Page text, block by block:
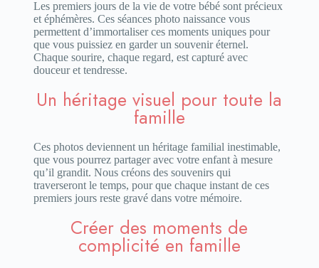
Les premiers jours de la vie de votre bébé sont précieux
et éphémères. Ces séances photo naissance vous
permettent d’immortaliser ces moments uniques pour
que vous puissiez en garder un souvenir éternel.
Chaque sourire, chaque regard, est capturé avec
douceur et tendresse.
Un héritage visuel pour toute la
famille
Ces photos deviennent un héritage familial inestimable,
que vous pourrez partager avec votre enfant à mesure
qu’il grandit. Nous créons des souvenirs qui
traverseront le temps, pour que chaque instant de ces
premiers jours reste gravé dans votre mémoire.
Créer des moments de
complicité en famille